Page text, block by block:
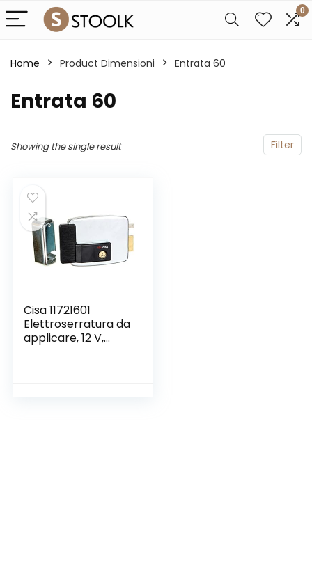
0
Home Product Dimensioni ‎Entrata 60
‎Entrata 60
Filter
Showing the single result
Cisa 11721601
Elettroserratura da
applicare, 12 V,